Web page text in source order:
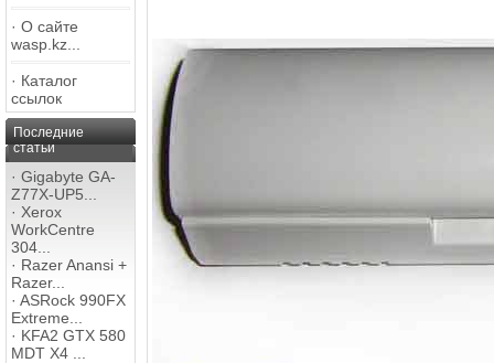
· О сайте
wasp.kz...
· Каталог
ссылок
Последние
статьи
· Gigabyte GA-
Z77X-UP5...
· Xerox
WorkCentre
304...
· Razer Anansi +
Razer...
· ASRock 990FX
Extreme...
· KFA2 GTX 580
MDT X4 ...